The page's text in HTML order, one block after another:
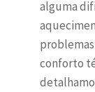
alguma
conforto